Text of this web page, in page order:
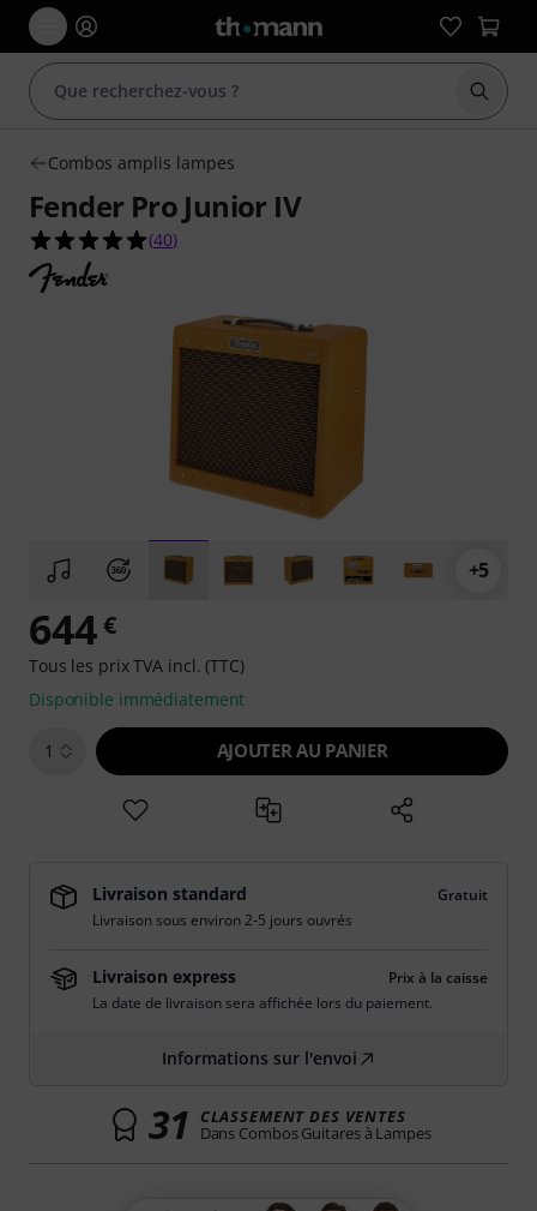
Combos amplis lampes
Fender Pro Junior IV
4.9 étoiles sur 5 d'après 40 évaluations clients
(40)
+5
644€
Tous les prix TVA incl. (TTC)
Disponible immédiatement
1 AJOUTER AU PANIER
Livraison standard
Gratuit
Livraison sous environ 2-5 jours ouvrés
Livraison express
Prix à la caisse
La date de livraison sera affichée lors du paiement.
Informations sur l'envoi
31 CLASSEMENT DES VENTES
Dans Combos Guitares à Lampes